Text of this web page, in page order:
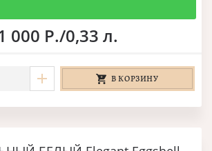
000 Р./0,33 л.
В КОРЗИНУ